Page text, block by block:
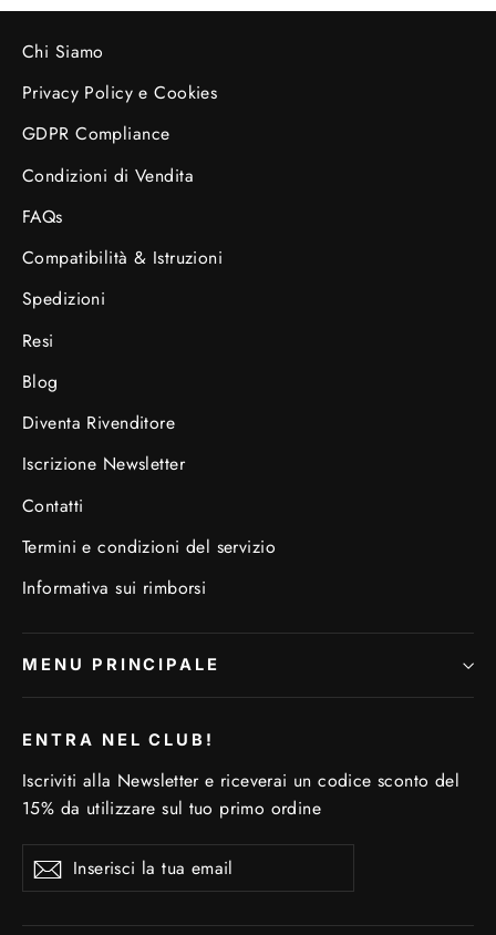
Chi Siamo
Privacy Policy e Cookies
GDPR Compliance
Condizioni di Vendita
FAQs
Compatibilità & Istruzioni
Spedizioni
Resi
Blog
Diventa Rivenditore
Iscrizione Newsletter
Contatti
Termini e condizioni del servizio
Informativa sui rimborsi
MENU PRINCIPALE
ENTRA NEL CLUB!
Iscriviti alla Newsletter e riceverai un codice sconto del
15% da utilizzare sul tuo primo ordine
Inserisci
email
IscrivitiIscriviti